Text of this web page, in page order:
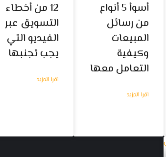
أسوأ 5 أنواع
من رسائل
المبيعات
وكيفية
التعامل معها
اقرا المزيد
12 من أخطاء
التسويق عبر
الفيديو التي
يجب تجنبها
اقرا المزيد